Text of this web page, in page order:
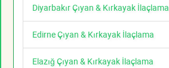
Diyarbakır Çıyan & Kırkayak İlaçlama
Edirne Çıyan & Kırkayak İlaçlama
Elazığ Çıyan & Kırkayak İlaçlama